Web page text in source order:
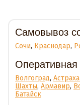
Самовывоз
Сочи, Краснодар,
Волгоград,
Шахты, Армавир,
Батайск